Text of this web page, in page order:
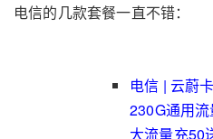
电信的几款套餐一直不错：
电信 | 云蔚
230G通用
大流量充50